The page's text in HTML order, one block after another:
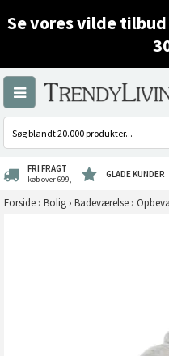
Se vores vilde
FRI FRAGT
køb over 699,- GLADE KUNDER
Forside › Bolig › Badeværelse ›